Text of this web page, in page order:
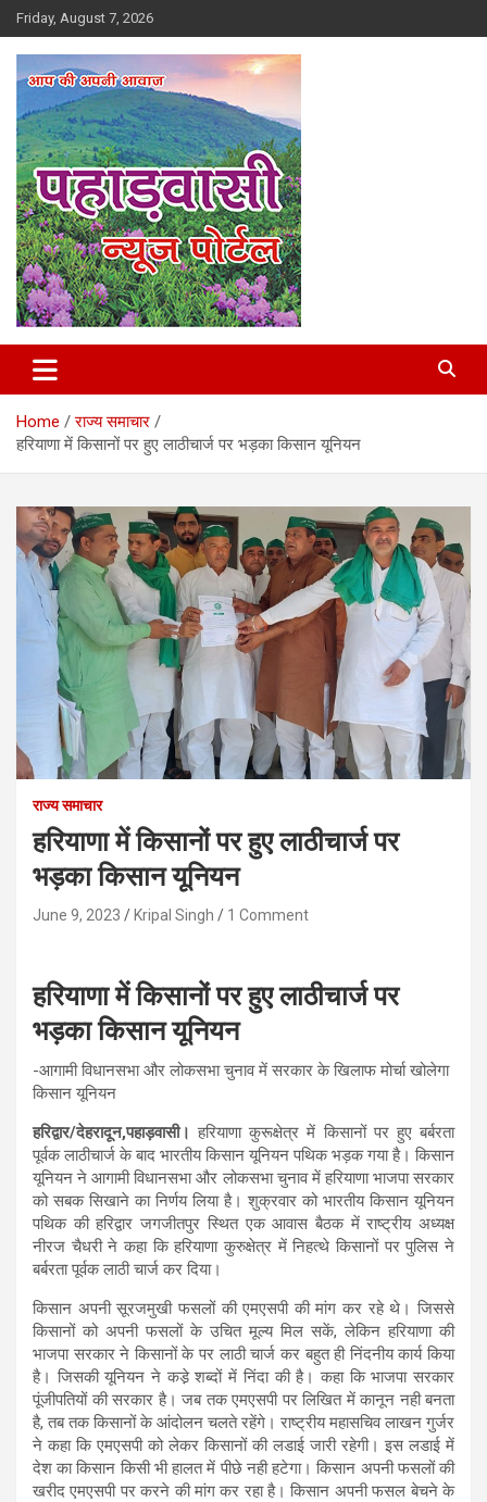
Skip
to
content
Friday, August 7, 2026
Pahadvasi
Home
राज्य समाचार
हरियाणा में किसानों पर हुए लाठीचार्ज पर भड़का किसान यूनियन
राज्य समाचार
हरियाणा में किसानों पर हुए लाठीचार्ज पर
भड़का किसान यूनियन
June 9, 2023 Kripal Singh 1 Comment
हरियाणा में किसानों पर हुए लाठीचार्ज पर
भड़का किसान यूनियन
-आगामी विधानसभा और लोकसभा चुनाव में सरकार के खिलाफ मोर्चा खोलेगा
किसान यूनियन
हरिद्वार/देहरादून,पहाड़वासी। हरियाणा कुरूक्षेत्र में किसानों पर हुए बर्बरता
पूर्वक लाठीचार्ज के बाद भारतीय किसान यूनियन पथिक भड़क गया है। किसान
यूनियन ने आगामी विधानसभा और लोकसभा चुनाव में हरियाणा भाजपा सरकार
को सबक सिखाने का निर्णय लिया है। शुक्रवार को भारतीय किसान यूनियन
पथिक की हरिद्वार जगजीतपुर स्थित एक आवास बैठक में राष्ट्रीय अध्यक्ष
नीरज चैधरी ने कहा कि हरियाणा कुरुक्षेत्र में निहत्थे किसानों पर पुलिस ने
बर्बरता पूर्वक लाठी चार्ज कर दिया।
किसान अपनी सूरजमुखी फसलों की एमएसपी की मांग कर रहे थे। जिससे
किसानों को अपनी फसलों के उचित मूल्य मिल सकें, लेकिन हरियाणा की
भाजपा सरकार ने किसानों के पर लाठी चार्ज कर बहुत ही निंदनीय कार्य किया
है। जिसकी यूनियन ने कडे़ शब्दों में निंदा की है। कहा कि भाजपा सरकार
पूंजीपतियों की सरकार है। जब तक एमएसपी पर लिखित में कानून नही बनता
है, तब तक किसानों के आंदोलन चलते रहेंगे। राष्ट्रीय महासचिव लाखन गुर्जर
ने कहा कि एमएसपी को लेकर किसानों की लडाई जारी रहेगी। इस लडाई में
देश का किसान किसी भी हालत में पीछे नही हटेगा। किसान अपनी फसलों की
खरीद एमएसपी पर करने की मांग कर रहा है। किसान अपनी फसल बेचने के